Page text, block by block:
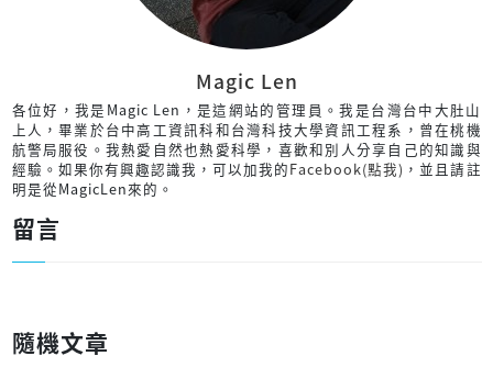
Magic Len
各位好，我是Magic Len，是這網站的管理員。我是台灣台中大肚山
上人，畢業於台中高工資訊科和台灣科技大學資訊工程系，曾在桃機
航警局服役。我熱愛自然也熱愛科學，喜歡和別人分享自己的知識與
經驗。如果你有興趣認識我，可以加我的Facebook(點我) ，並且請註
明是從MagicLen來的。
留言
隨機文章